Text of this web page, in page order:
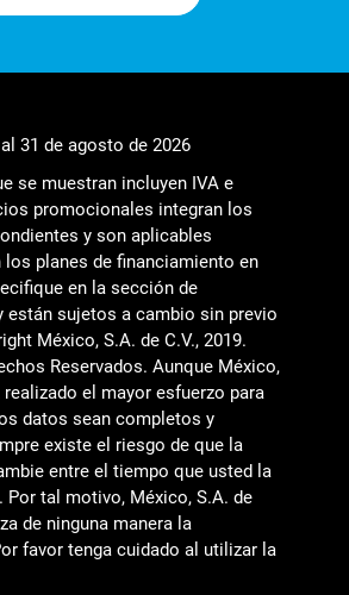
31 de agosto de 2026
se muestran incluyen IVA e
promocionales integran los
y son aplicables
los planes de financiamiento en
en la sección de
están sujetos a cambio sin previo
México, S.A. de C.V., 2019.
Reservados. Aunque México,
realizado el mayor esfuerzo para
datos sean completos y
existe el riesgo de que la
entre el tiempo que usted la
Por tal motivo, México, S.A. de
de ninguna manera la
favor tenga cuidado al utilizar la